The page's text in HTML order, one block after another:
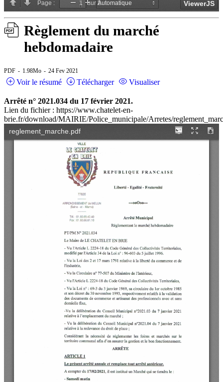
Règlement du marché
hebdomadaire
PDF 1.98Mo 24 Fev 2021
Voir le résumé Télécharger Visualiser
Arrêté n° 2021.034 du 17 février 2021.
Lien du fichier : https://www.chatelet-en-
brie.fr/download/MAIRIE/Police_municipale/Arretes/